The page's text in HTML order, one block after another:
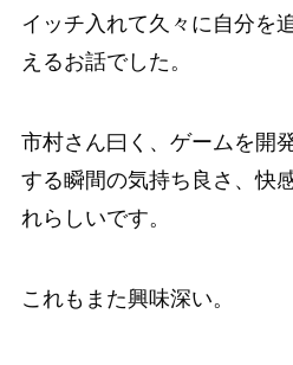
イッチ入れて久々に自分を
えるお話でした。
市村さん曰く、ゲームを開
する瞬間の気持ち良さ、快
れらしいです。
これもまた興味深い。